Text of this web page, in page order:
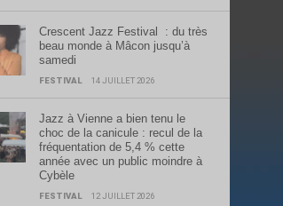
Crescent Jazz Festival : du très
beau monde à Mâcon jusqu’à
samedi
FESTIVAL 14 JUILLET 2026
Jazz à Vienne a bien tenu le
choc de la canicule : recul de la
fréquentation de 5,4 % cette
année avec un public moindre à
Cybèle
FESTIVAL 12 JUILLET 2026